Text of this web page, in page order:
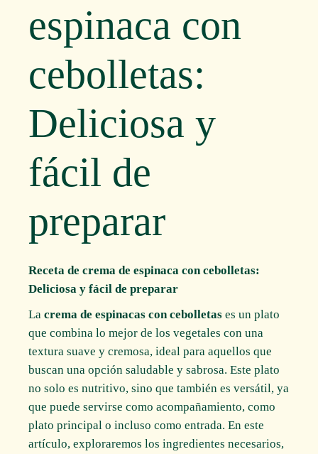
espinaca con
cebolletas:
Deliciosa y
fácil de
preparar
Receta de crema de espinaca con cebolletas:
Deliciosa y fácil de preparar
Lacrema de espinacas con cebolletas es un plato
que combina lo mejor de los vegetales con una
textura suave y cremosa, ideal para aquellos que
buscan una opción saludable y sabrosa. Este plato
no solo es nutritivo, sino que también es versátil, ya
que puede servirse como acompañamiento, como
plato principal o incluso como entrada. En este
artículo, exploraremos los ingredientes necesarios,